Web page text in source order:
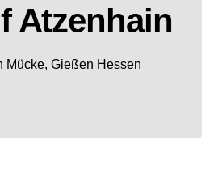
Atzenhain
Mücke, Gießen Hessen